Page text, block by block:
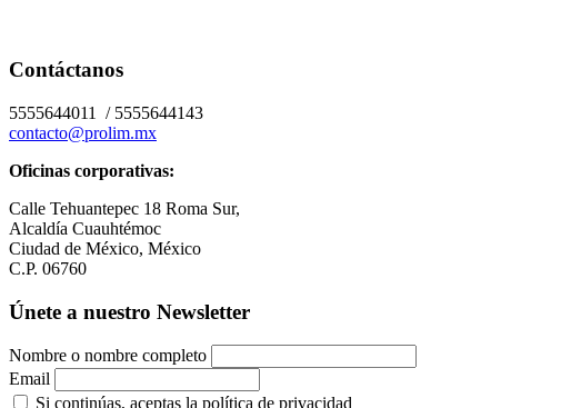
Contáctanos
5555644011 / 5555644143
contacto@prolim.mx
Oficinas corporativas:
Calle Tehuantepec 18 Roma Sur,
Alcaldía Cuauhtémoc
Ciudad de México, México
C.P. 06760
Únete a nuestro Newsletter
Nombre o nombre completo
Email
Si continúas, aceptas la política de privacidad